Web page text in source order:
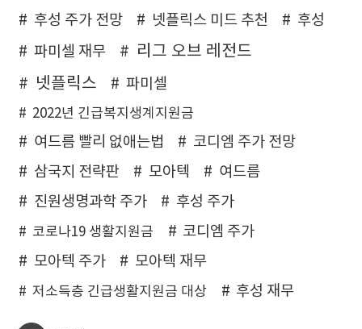
후성 주가 전망
넷플릭스 미드 추천
후성
파미셀 재무
리그 오브 레전드
넷플릭스
파미셀
2022년 긴급복지생계지원금
여드름 빨리 없애는법
코디엠 주가 전망
삼국지 전략판
모아텍
여드름
진원생명과학 주가
후성 주가
코로나19 생활지원금
코디엠 주가
모아텍 주가
모아텍 재무
저소득층 긴급생활지원금 대상 후성 재무